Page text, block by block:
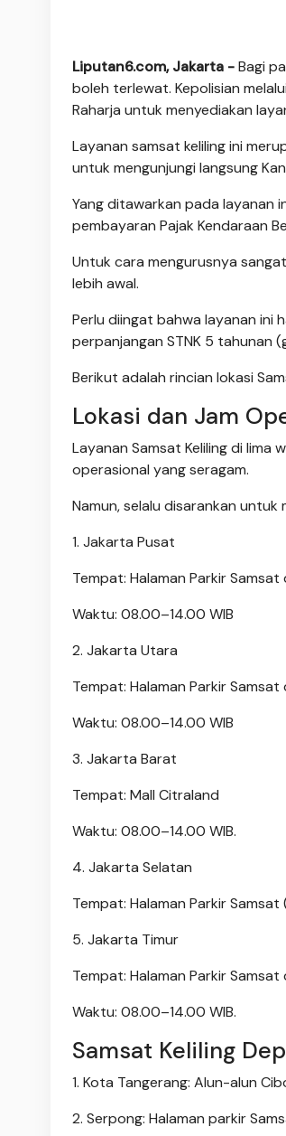
Liputan6.com, Jakarta -Bagi
boleh terlewat. Kepolisian
Raharja untuk menyediakan
Layanan samsat keliling ini
untuk mengunjungi langsung
Yang ditawarkan pada layanan
pembayaran Pajak Kendaraan
Untuk cara mengurusnya
lebih awal.
Perlu diingat bahwa layanan ini
perpanjangan STNK 5 tahunan
Berikut adalah rincian lokasi
Lokasi dan Jam
Layanan Samsat Keliling di lima
operasional yang seragam.
Namun, selalu disarankan
1. Jakarta Pusat
Tempat: Halaman Parkir
Waktu: 08.00–14.00 WIB
2. Jakarta Utara
Tempat: Halaman Parkir
Waktu: 08.00–14.00 WIB
3. Jakarta Barat
Tempat: Mall Citraland
Waktu: 08.00–14.00 WIB.
4. Jakarta Selatan
Tempat: Halaman Parkir
5. Jakarta Timur
Tempat: Halaman Parkir
Waktu: 08.00–14.00 WIB.
Samsat Keliling
1. Kota Tangerang: Alun-alun
2. Serpong: Halaman parkir